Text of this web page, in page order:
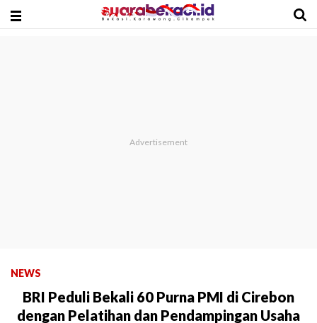
NEWS
BRI Peduli Bekali 60 Purna PMI di Cirebon
dengan Pelatihan dan Pendampingan Usaha